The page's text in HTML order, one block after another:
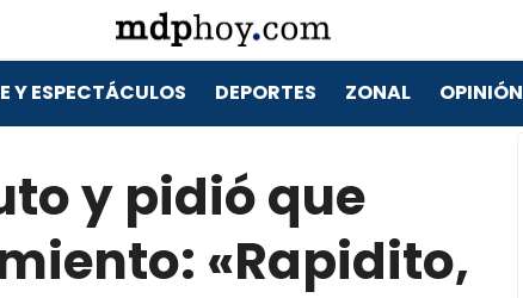
Y ESPECTÁCULOS DEPORTES ZONAL OPINIÓN
y pidió que
«Rapidito,